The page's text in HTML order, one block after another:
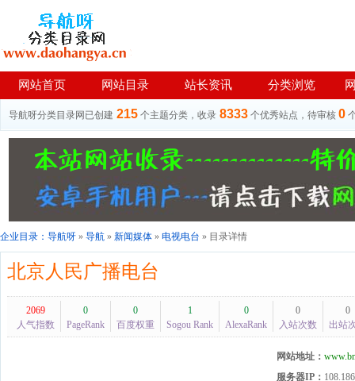
网站首页 网站目录 站长资讯 分类浏览
导航呀分类目录网已创建 215 个主题分类，收录 8333 个优秀站点，待审核 0
企业目录： 导航呀 » 导航 » 新闻媒体 » 电视电台 » 目录详情
北京人民广播电台
2069
人气指数
0
PageRank
0
百度权重
1
Sogou Rank
0
AlexaRank
0
入站次数
0
出站
网站地址：
服务器IP：